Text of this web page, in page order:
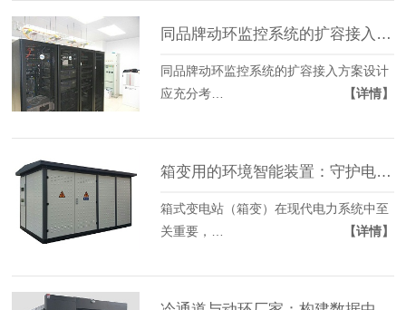
同品牌动环监控系统的扩容接入方案设计
同品牌动环监控系统的扩容接入方案设计
应充分考…
【详情】
箱变用的环境智能装置：守护电力安全的智慧卫士
箱式变电站（箱变）在现代电力系统中至
关重要，…
【详情】